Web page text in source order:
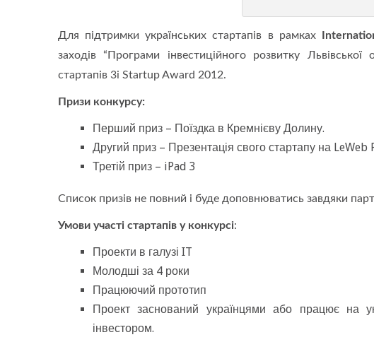
Для підтримки українських стартапів в рамках
заходів “Програми інвестиційного розвитку
стартапів 3i Startup Award 2012.
Призи конкурсу:
Перший приз – Поїздка в Кремнієву Долину.
Другий приз – Презентація свого стартапу на LeWeb
Третій приз – iPad 3
Список призів не повний і буде доповнюватись завдяки
Умови участі стартапів у конкурсі:
Проекти в галузі IT
Молодші за 4 роки
Працюючий прототип
Проект заснований українцями або працює на
інвестором.